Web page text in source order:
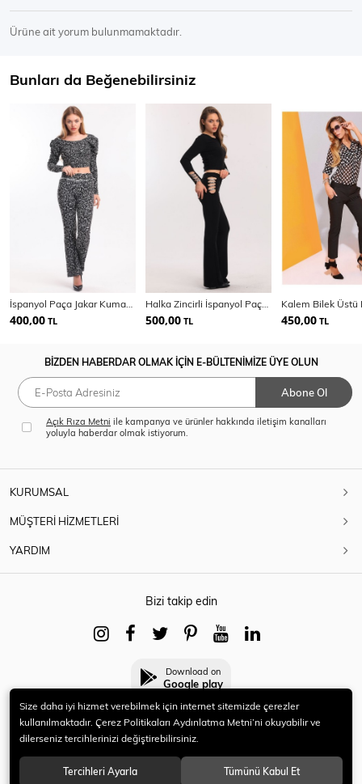
Ürüne ait yorum bulunmamaktadır.
Bunları da Beğenebilirsiniz
400,00 TL 500,00 TL 450,00 TL
BİZDEN HABERDAR OLMAK İÇİN E-BÜLTENİMİZE ÜYE OLUN
Abone Ol
Açık Rıza Metni ile kampanya ve ürünler hakkında iletişim kanalları
yoluyla haberdar olmak istiyorum.
KURUMSAL
MÜŞTERİ HİZMETLERİ
YARDIM
Bizi takip edin
Download on
Google play
© 2021 HERYENİ. Tüm hakları saklıdır.
Size daha iyi hizmet verebilmek için internet sitemizde çerezler
kullanılmaktadır. Çerez Politikaları Aydınlatma Metni’ni okuyabilir ve
dilerseniz tercihlerinizi değiştirebilirsiniz.
Tercihleri Ayarla Tümünü Kabul Et